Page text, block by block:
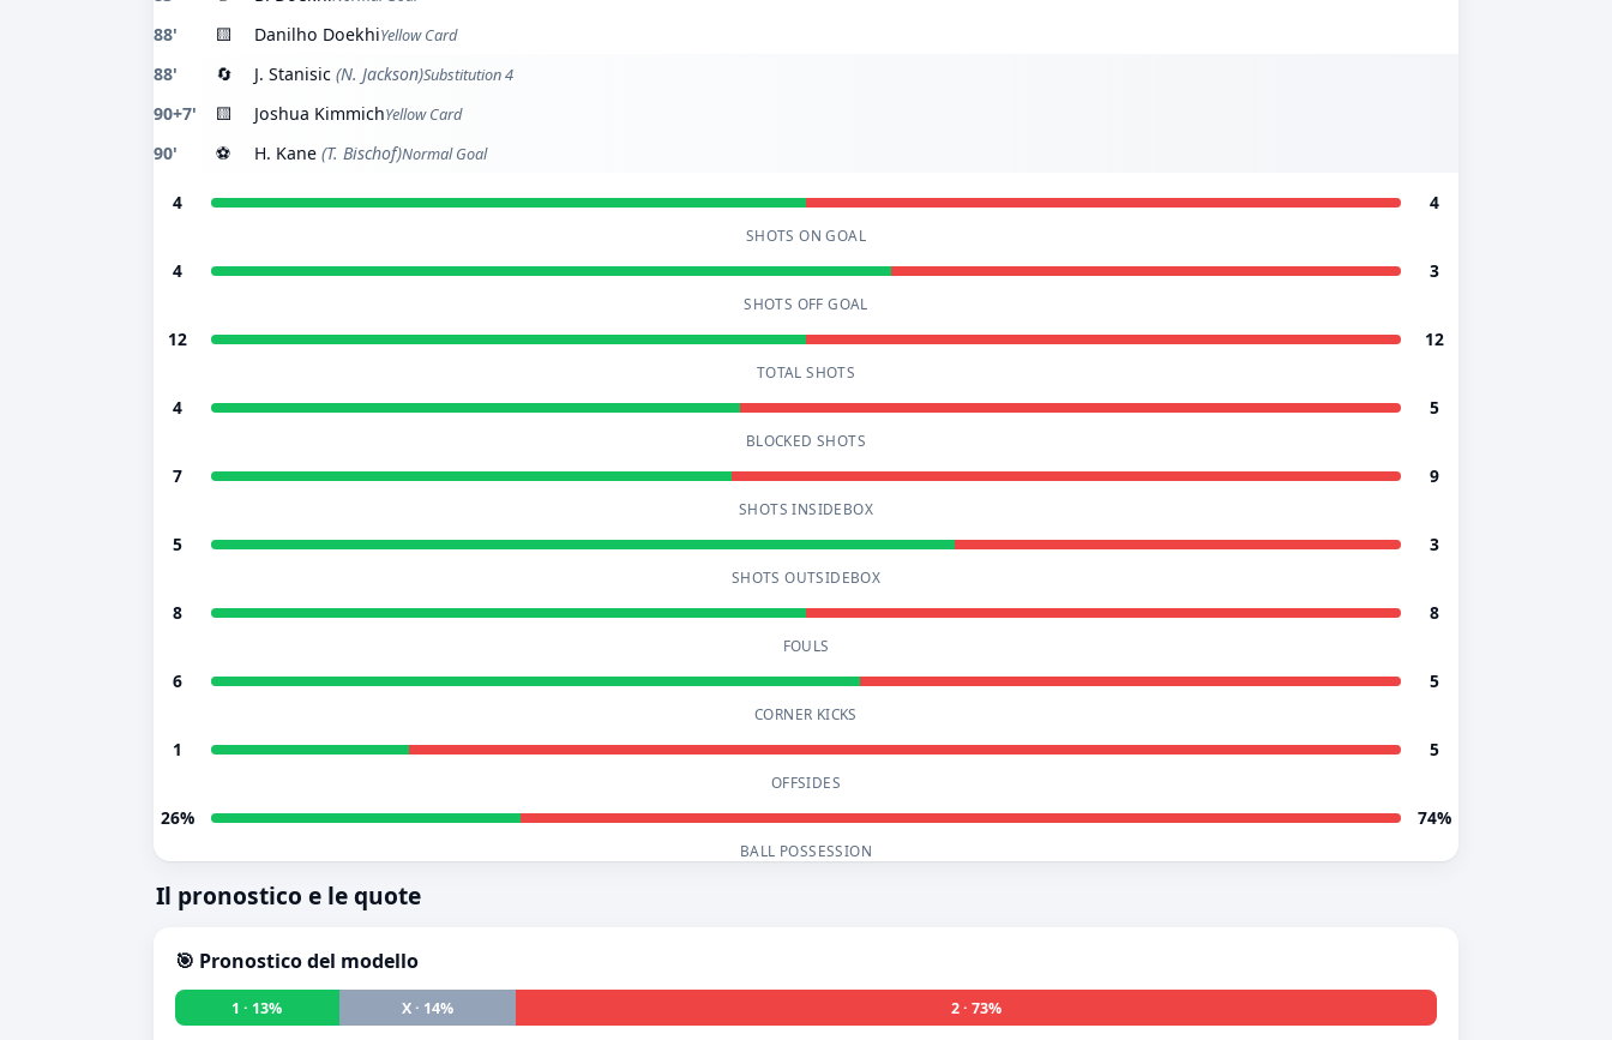
88' 🟨 Danilho DoekhiYellow Card
88' 🔄 J. Stanisic (N. Jackson)Substitution 4
90+7' 🟨 Joshua KimmichYellow Card
90' ⚽ H. Kane (T. Bischof)Normal Goal
4 4
SHOTS ON GOAL
4 3
SHOTS OFF GOAL
12 12
TOTAL SHOTS
4 5
BLOCKED SHOTS
7 9
SHOTS INSIDEBOX
5 3
SHOTS OUTSIDEBOX
8 8
FOULS
6 5
CORNER KICKS
1 5
OFFSIDES
26% 74%
BALL POSSESSION
Il pronostico e le quote
🎯 Pronostico del modello
1 · 13% X · 14% 2 · 73%